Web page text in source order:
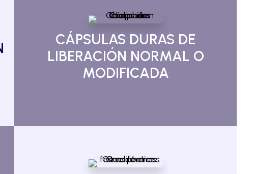
CÁPSULAS DURAS DE
LIBERACIÓN NORMAL O
MODIFICADA